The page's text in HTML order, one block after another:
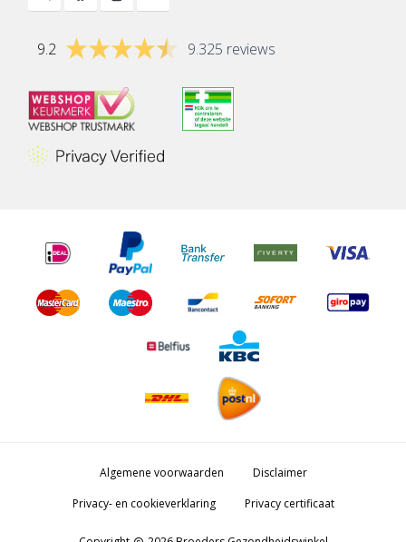
9.2 9.325 reviews
Algemene voorwaarden
Disclaimer
Privacy- en cookieverklaring
Privacy certificaat